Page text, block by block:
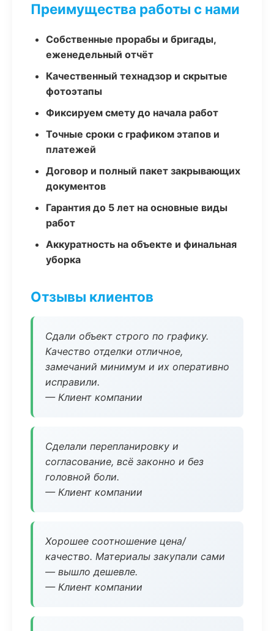
Преимущества работы с нами
Собственные прорабы и бригады,
еженедельный отчёт
Качественный технадзор и скрытые
фотоэтапы
Фиксируем смету до начала работ
Точные сроки с графиком этапов и
платежей
Договор и полный пакет закрывающих
документов
Гарантия до 5 лет на основные виды
работ
Аккуратность на объекте и финальная
уборка
Отзывы клиентов
Сдали объект строго по графику.
Качество отделки отличное,
замечаний минимум и их оперативно
исправили.
— Клиент компании
Сделали перепланировку и
согласование, всё законно и без
головной боли.
— Клиент компании
Хорошее соотношение цена/
качество. Материалы закупали сами
— вышло дешевле.
— Клиент компании